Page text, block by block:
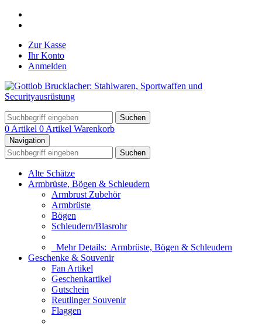
Zur Kasse
Ihr Konto
Anmelden
Suchen
0 Artikel 0 Artikel Warenkorb
Navigation
Suchen
Alte Schätze
Armbrüste, Bögen & Schleudern
Armbrust Zubehör
Armbrüste
Bögen
Schleudern/Blasrohr
Mehr Details: Armbrüste, Bögen & Schleudern
Geschenke & Souvenir
Fan Artikel
Geschenkartikel
Gutschein
Reutlinger Souvenir
Flaggen